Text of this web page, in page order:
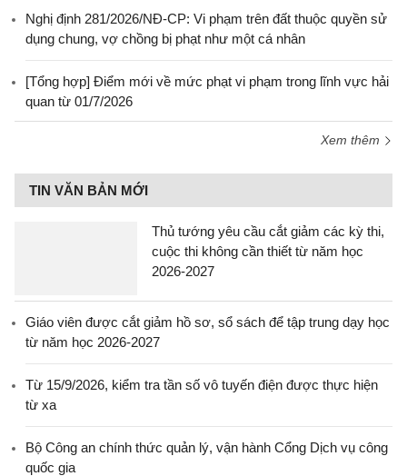
Nghị định 281/2026/NĐ-CP: Vi phạm trên đất thuộc quyền sử
dụng chung, vợ chồng bị phạt như một cá nhân
[Tổng hợp] Điểm mới về mức phạt vi phạm trong lĩnh vực hải
quan từ 01/7/2026
Xem thêm
TIN VĂN BẢN MỚI
Thủ tướng yêu cầu cắt giảm các kỳ thi,
cuộc thi không cần thiết từ năm học
2026-2027
Giáo viên được cắt giảm hồ sơ, sổ sách để tập trung dạy học
từ năm học 2026-2027
Từ 15/9/2026, kiểm tra tần số vô tuyến điện được thực hiện
từ xa
Bộ Công an chính thức quản lý, vận hành Cổng Dịch vụ công
quốc gia